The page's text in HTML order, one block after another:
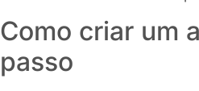
Como criar um
passo